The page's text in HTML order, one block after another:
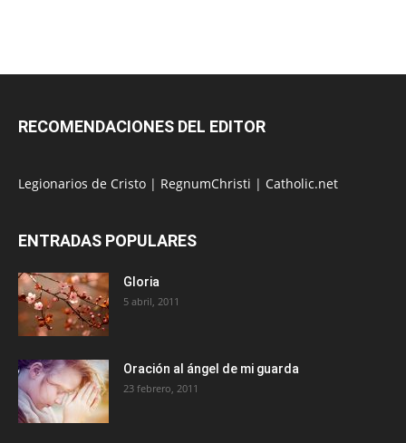
RECOMENDACIONES DEL EDITOR
Legionarios de Cristo | RegnumChristi | Catholic.net
ENTRADAS POPULARES
Gloria
5 abril, 2011
Oración al ángel de mi guarda
23 febrero, 2011